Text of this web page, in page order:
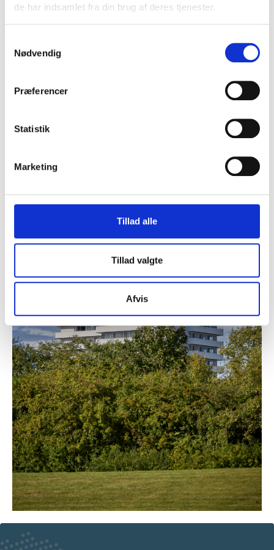
de har indsamlet fra din brug af deres tjenester.
Nødvendig
Præferencer
Statistik
Marketing
Tillad alle
Tillad valgte
Afvis
WTC Healthcare Center tilbyder lyse, moderne lokaler
professionelt netværk af samarbejdspartnere.